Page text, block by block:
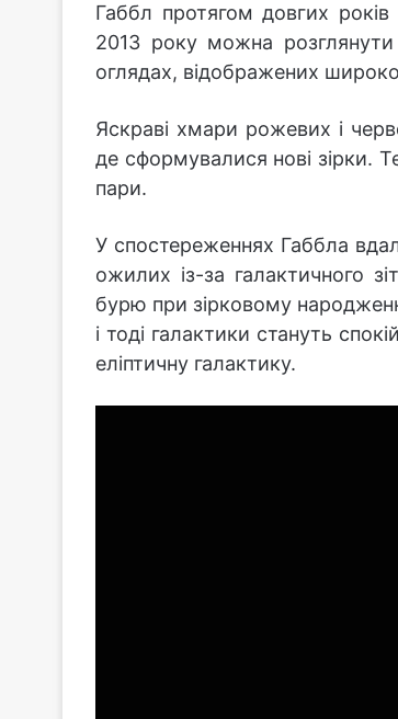
Габбл протягом довгих
2013 року можна
оглядах, відображених
Яскраві хмари рожевих і
де сформувалися нові зірки.
пари.
У спостереженнях Габбла
ожилих із-за галактичного
бурю при зірковому
і тоді галактики стануть
еліптичну галактику.